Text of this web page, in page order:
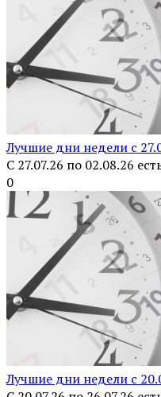
Лучшие дни недели с
С 27.07.26 по 02.08.26
0
Лучшие дни недели с